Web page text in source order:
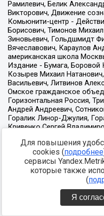
Для повышения
cookies (подробнее
сервисы
которые также
(
Я